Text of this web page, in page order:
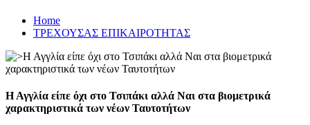
Home
ΤΡΕΧΟΥΣΑΣ ΕΠΙΚΑΙΡΟΤΗΤΑΣ
Η Αγγλία είπε όχι στο Τσιπάκι αλλά Ναι στα βιομετρικά
χαρακτηριστικά των νέων Ταυτοτήτων